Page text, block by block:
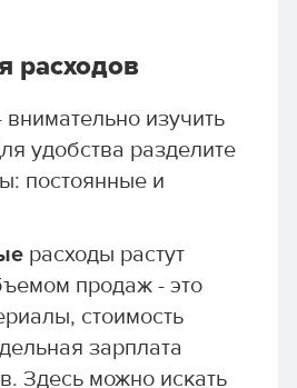
расходов
изучить
удобства разделите
постоянные и
расходы растут
продаж - это
стоимость
зарплата
Здесь можно искать